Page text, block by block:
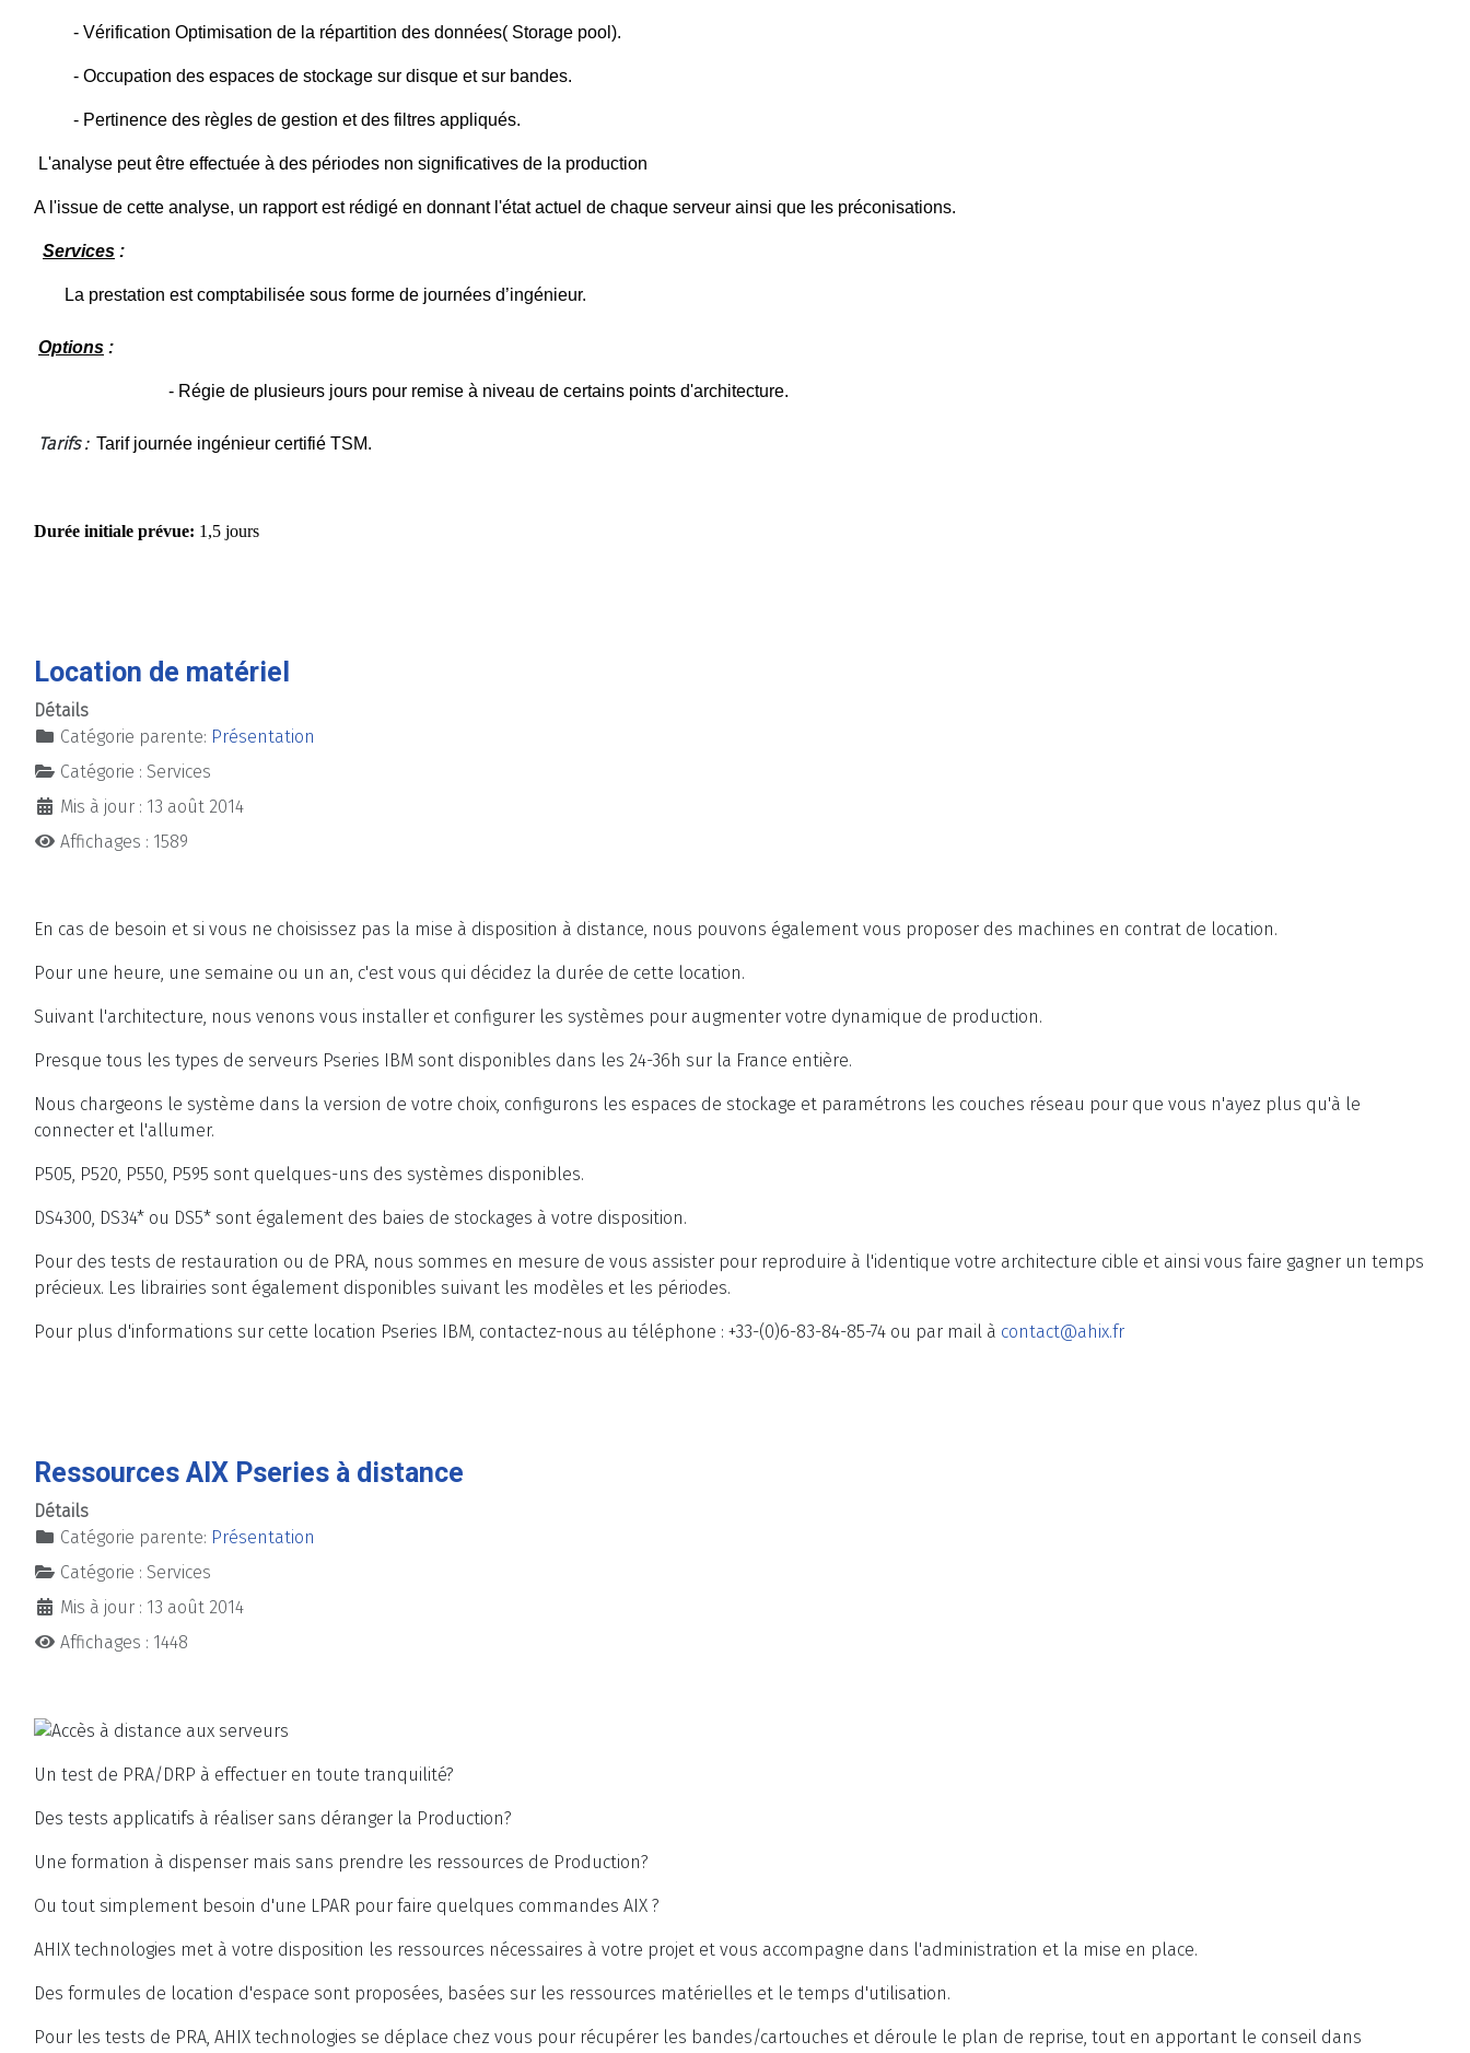
- Vérification Optimisation de la répartition des données( Storage pool).
- Occupation des espaces de stockage sur disque et sur bandes.
- Pertinence des règles de gestion et des filtres appliqués.
L'analyse peut être effectuée à des périodes non significatives de la production
A l'issue de cette analyse, un rapport est rédigé en donnant l'état actuel de chaque serveur ainsi que les préconisations.
Services :
La prestation est comptabilisée sous forme de journées d’ingénieur.
Options :
- Régie de plusieurs jours pour remise à niveau de certains points d'architecture.
Tarifs : Tarif journée ingénieur certifié TSM.
Durée initiale prévue: 1,5 jours
Location de matériel
Détails
Catégorie parente: Présentation
Catégorie : Services
Mis à jour : 13 août 2014
Affichages : 1589
En cas de besoin et si vous ne choisissez pas la mise à disposition à distance, nous pouvons également vous proposer des machines en contrat de location.
Pour une heure, une semaine ou un an, c'est vous qui décidez la durée de cette location.
Suivant l'architecture, nous venons vous installer et configurer les systèmes pour augmenter votre dynamique de production.
Presque tous les types de serveurs Pseries IBM sont disponibles dans les 24-36h sur la France entière.
Nous chargeons le système dans la version de votre choix, configurons les espaces de stockage et paramétrons les couches réseau pour que vous n'ayez plus qu'à le
connecter et l'allumer.
P505, P520, P550, P595 sont quelques-uns des systèmes disponibles.
DS4300, DS34* ou DS5* sont également des baies de stockages à votre disposition.
Pour des tests de restauration ou de PRA, nous sommes en mesure de vous assister pour reproduire à l'identique votre architecture cible et ainsi vous faire gagner un temps
précieux. Les librairies sont également disponibles suivant les modèles et les périodes.
Pour plus d'informations sur cette location Pseries IBM, contactez-nous au téléphone : +33-(0)6-83-84-85-74 ou par mail à contact@ahix.fr
Ressources AIX Pseries à distance
Détails
Catégorie parente: Présentation
Catégorie : Services
Mis à jour : 13 août 2014
Affichages : 1448
Un test de PRA/DRP à effectuer en toute tranquilité?
Des tests applicatifs à réaliser sans déranger la Production?
Une formation à dispenser mais sans prendre les ressources de Production?
Ou tout simplement besoin d'une LPAR pour faire quelques commandes AIX ?
AHIX technologies met à votre disposition les ressources nécessaires à votre projet et vous accompagne dans l'administration et la mise en place.
Des formules de location d'espace sont proposées, basées sur les ressources matérielles et le temps d'utilisation.
Pour les tests de PRA, AHIX technologies se déplace chez vous pour récupérer les bandes/cartouches et déroule le plan de reprise, tout en apportant le conseil dans